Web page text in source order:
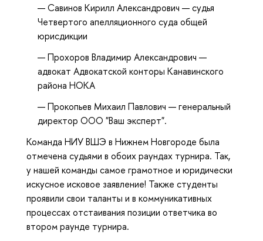
Савинов Кирилл Александрович — судья
Четвертого апелляционного суда общей
юрисдикции
Прохоров Владимир Александрович —
адвокат Адвокатской конторы Канавинского
района НОКА
Прокопьев Михаил Павлович — генеральный
директор ООО "Ваш эксперт".
Команда НИУ ВШЭ в Нижнем Новгороде была
отмечена судьями в обоих раундах турнира. Так,
у нашей команды самое грамотное и юридически
искусное исковое заявление! Также студенты
проявили свои таланты и в коммуникативных
процессах отстаивания позиции ответчика во
втором раунде турнира.